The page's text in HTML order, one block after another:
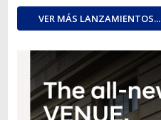
VER MÁS LANZAMIENTOS...